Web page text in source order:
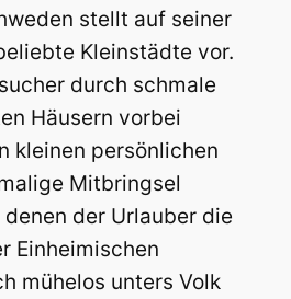
stellt auf seiner
Kleinstädte vor.
durch schmale
Häusern vorbei
kleinen persönlichen
Mitbringsel
der Urlauber die
Einheimischen
mühelos unters Volk